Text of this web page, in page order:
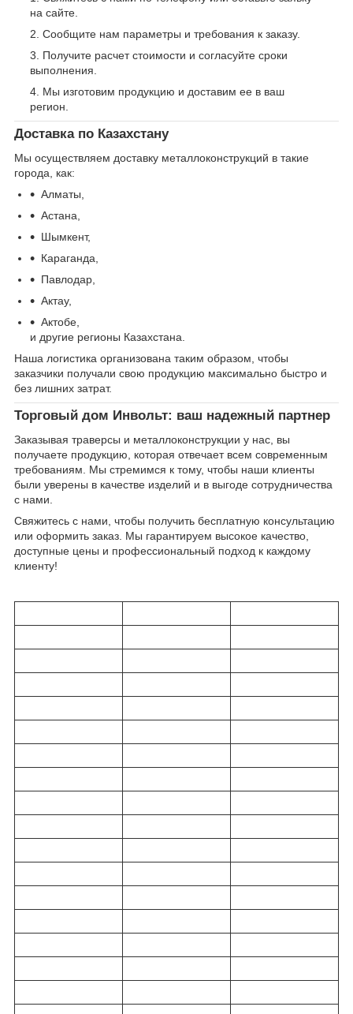
на сайте.
Сообщите нам параметры и требования к заказу.
Получите расчет стоимости и согласуйте сроки
выполнения.
Мы изготовим продукцию и доставим ее в ваш
регион.
Доставка по Казахстану
Мы осуществляем доставку металлоконструкций в такие
города, как:
Алматы,
Астана,
Шымкент,
Караганда,
Павлодар,
Актау,
Актобе,
и другие регионы Казахстана.
Наша логистика организована таким образом, чтобы
заказчики получали свою продукцию максимально быстро и
без лишних затрат.
Торговый дом Инвольт: ваш надежный партнер
Заказывая траверсы и металлоконструкции у нас, вы
получаете продукцию, которая отвечает всем современным
требованиям. Мы стремимся к тому, чтобы наши клиенты
были уверены в качестве изделий и в выгоде сотрудничества
с нами.
Свяжитесь с нами, чтобы получить бесплатную консультацию
или оформить заказ. Мы гарантируем высокое качество,
доступные цены и профессиональный подход к каждому
клиенту!